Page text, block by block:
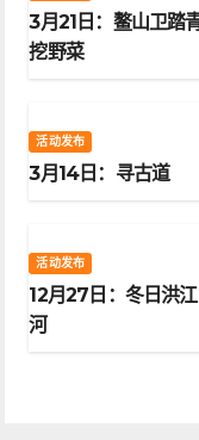
3月21日：鳌山卫踏
挖野菜
活动发布
3月14日：寻古道
活动发布
12月27日：冬日洪江
河